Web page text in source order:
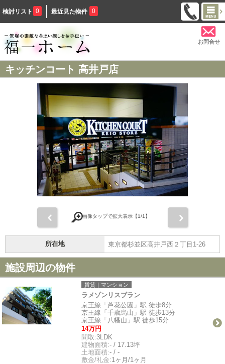
検討リスト 0 最近見た物件 0
お問合せ
キッチンコート 高井戸店
画像タップで拡大表示【1/1】
所在地 東京都杉並区高井戸西２丁目1-26
施設周辺の物件
賃貸｜マンション
ラメゾンリスブラン
京王線「芦花公園」駅 徒歩8分
京王線「千歳烏山」駅 徒歩13分
京王線「八幡山」駅 徒歩15分
14万円
間取:3LDK
建物面積:- / 17.13坪
土地面積:- / -
敷金/礼金:1ヶ月/1ヶ月